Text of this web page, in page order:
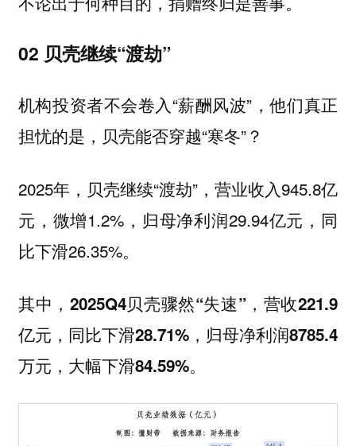
02 贝壳继续“渡劫”
机构投资者不会卷入“薪酬风波”，他们真正
担忧的是，贝壳能否穿越“寒冬”？
2025年，贝壳继续“渡劫”，营业收入945.8亿
元，微增1.2%，归母净利润29.94亿元，同
比下滑26.35%。
其中， 2025Q4贝壳骤然“失速”，营收221.9
亿元，同比下滑28.71%，归母净利润8785.4
万元，大幅下滑84.59%。